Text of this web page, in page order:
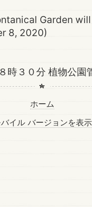
Garden
8, 2020)
時３０分 植物公
ホーム
イル バージョンを表示